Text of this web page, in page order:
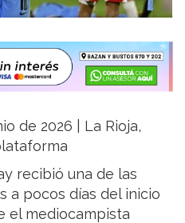
de 2026 | La Rioja,
recibió una de las
a pocos días del inicio
el mediocampista